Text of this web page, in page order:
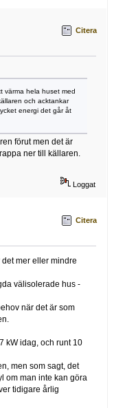
Citera
värma hela huset med
och acktankar
energi det går åt
förut men det är
ner till källaren.
Loggat
Citera
mer eller mindre
välisolerade hus -
när det är som
kW idag, och runt 10
men som sagt, det
om man inte kan göra
tidigare årlig